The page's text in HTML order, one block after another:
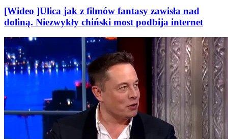
[Wideo ]Ulica jak z filmów fantasy zawisła nad
doliną. Niezwykły chiński most podbija internet